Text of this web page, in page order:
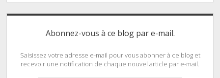
Abonnez-vous à ce blog par e-mail.
Saisissez votre adresse e-mail pour vous abonner à ce blog et
recevoir une notification de chaque nouvel article par e-mail.